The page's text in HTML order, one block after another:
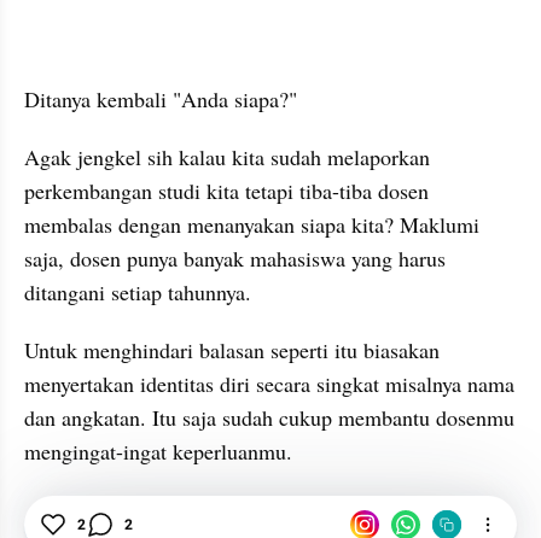
Ditanya kembali "Anda siapa?"
Agak jengkel sih kalau kita sudah melaporkan
perkembangan studi kita tetapi tiba-tiba dosen
membalas dengan menanyakan siapa kita? Maklumi
saja, dosen punya banyak mahasiswa yang harus
ditangani setiap tahunnya.
Untuk menghindari balasan seperti itu biasakan
menyertakan identitas diri secara singkat misalnya nama
dan angkatan. Itu saja sudah cukup membantu dosenmu
mengingat-ingat keperluanmu.
Tips 2 2